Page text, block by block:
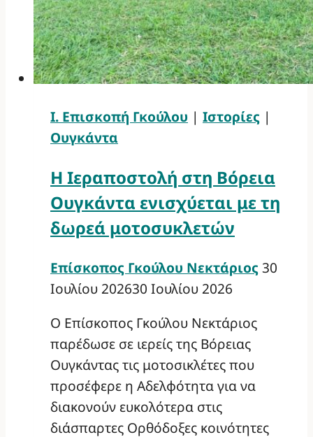
Ι. Επισκοπή Γκούλου | Ιστορίες |
Ουγκάντα
Η Ιεραποστολή στη Βόρεια
Ουγκάντα ενισχύεται με τη
δωρεά μοτοσυκλετών
Επίσκοπος Γκούλου Νεκτάριος 30
Ιουλίου 202630 Ιουλίου 2026
Ο Επίσκοπος Γκούλου Νεκτάριος
παρέδωσε σε ιερείς της Βόρειας
Ουγκάντας τις μοτοσικλέτες που
προσέφερε η Αδελφότητα για να
διακονούν ευκολότερα στις
διάσπαρτες Ορθόδοξες κοινότητες